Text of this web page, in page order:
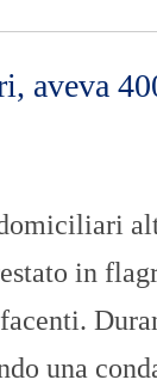
aveva
in
una